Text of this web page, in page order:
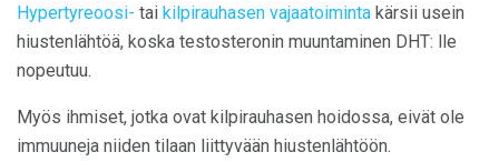
Hypertyreoosi- tai kilpirauhasen vajaatoiminta kärsii usein
hiustenlähtöä, koska testosteronin muuntaminen DHT: lle
nopeutuu.
Myös ihmiset, jotka ovat kilpirauhasen hoidossa, eivät ole
immuuneja niiden tilaan liittyvään hiustenlähtöön.